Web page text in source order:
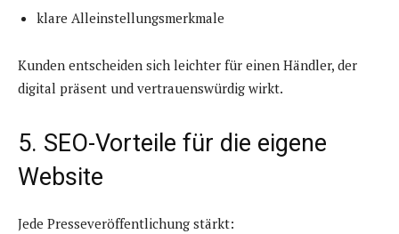
klare Alleinstellungsmerkmale
Kunden entscheiden sich leichter für einen Händler, der
digital präsent und vertrauenswürdig wirkt.
5. SEO-Vorteile für die eigene
Website
Jede Presseveröffentlichung stärkt: